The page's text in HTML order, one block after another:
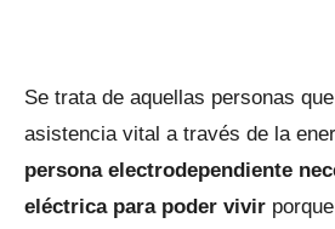
Se trata de aquellas personas
asistencia vital a través de la
persona electrodependiente
eléctrica para poder vivir